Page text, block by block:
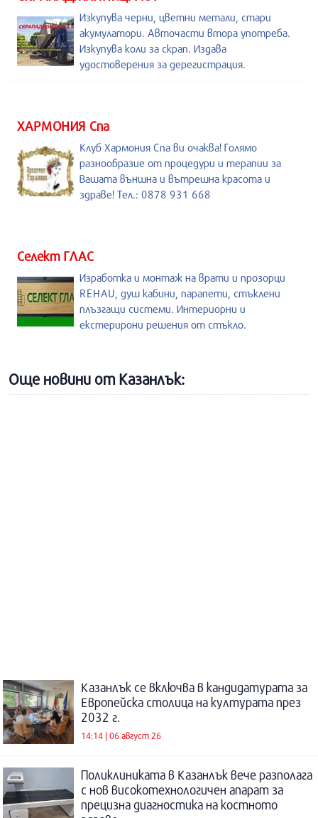
Изкупува черни, цветни метали, стари
акумулатори. Авточасти втора употреба.
Изкупува коли за скрап. Издава
удостоверения за дерегистрация.
ХАРМОНИЯ Спа
Клуб Хармония Спа ви очаква! Голямо
разнообразие от процедури и терапии за
Вашата външна и вътрешна красота и
здраве! Тел.: 0878 931 668
Селект ГЛАС
Изработка и монтаж на врати и прозорци
REHAU, душ кабини, парапети, стъклени
плъзгащи системи. Интериорни и
екстерирони решения от стъкло.
Още новини от Казанлък:
Казанлък се включва в кандидатурата за
Европейска столица на културата през
2032 г.
14:14 | 06 август 26
Поликлиниката в Казанлък вече разполага
с нов високотехнологичен апарат за
прецизна диагностика на костното